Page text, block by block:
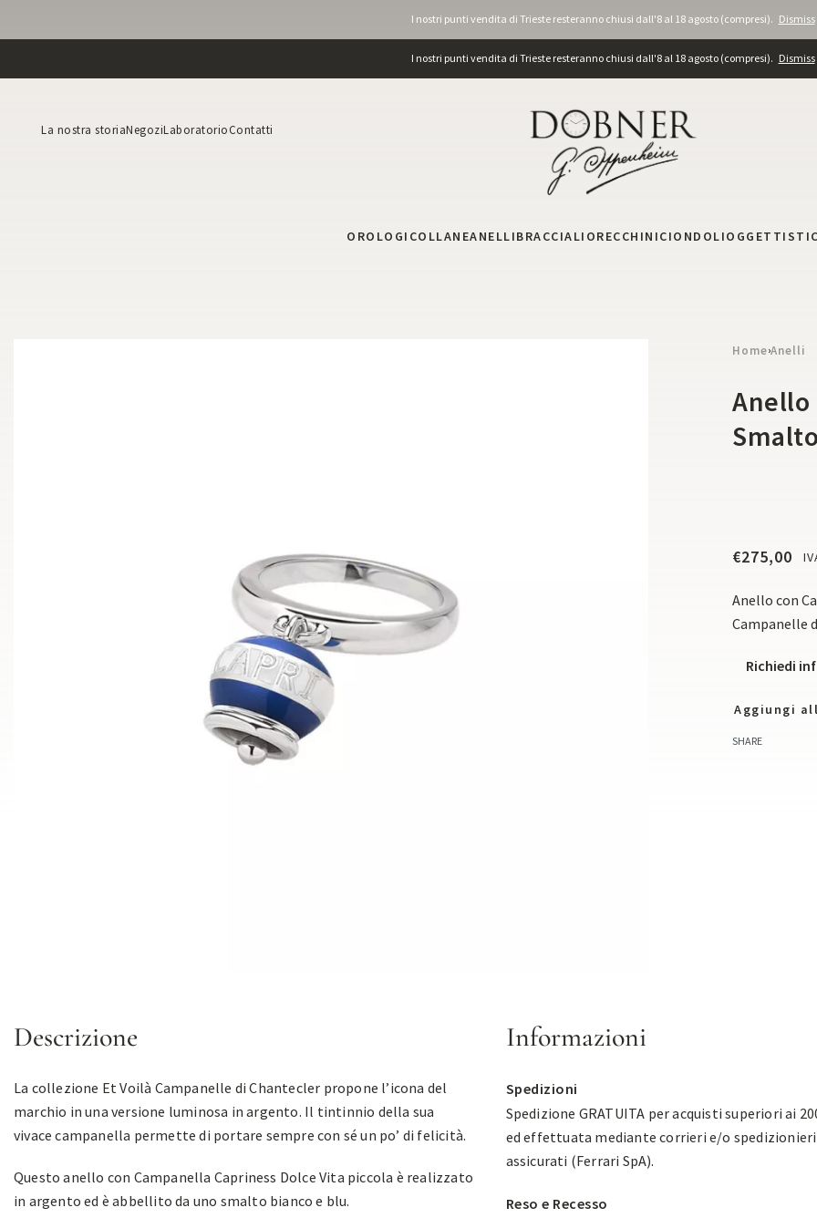
I nostri punti vendita di Trieste resteranno chiusi dall'8 al 18 agosto (compresi). Dismiss
I nostri punti vendita di Trieste resteranno chiusi dall'8 al 18 agosto (compresi). Dismiss
La nostra storiaNegoziLaboratorioContatti
OROLOGI COLLANEANELLIBRACCIALI ORECCHINICIONDOLI
Home›Anelli
Anello
€275,00
Anello con
Campanelle
Richiedi
Aggiungi
SHARE
Descrizione
La collezione Et Voilà Campanelle di Chantecler propone l’icona del
marchio in una versione luminosa in argento. Il tintinnio della sua
vivace campanella permette di portare sempre con sé un po’ di felicità.
Questo anello con Campanella Capriness Dolce Vita piccola è realizzato
in argento ed è abbellito da uno smalto bianco e blu.
Informazioni
Spedizioni
Spedizione GRATUITA per acquisti superiori ai
ed effettuata mediante corrieri e/o spedizionieri
assicurati (Ferrari SpA).
Reso e Recesso